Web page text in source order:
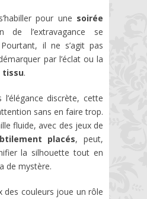
pour une soirée
l’extravagance se
il ne s’agit pas
par l’éclat ou la
tissu.
l’élégance discrète, cette
sans en faire trop.
fluide, avec des jeux de
placés, peut,
la silhouette tout en
de mystère.
des couleurs joue un rôle